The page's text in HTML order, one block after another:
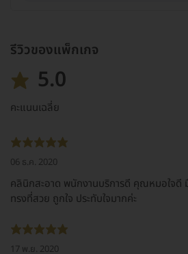
รีวิวของแพ็กเกจ
5.0
คะแนนเฉลี่ย
06 ธ.ค. 2020
คลินิกสะอาด พนักงานบริการดี คุณหมอใจดี
ทรงที่สวย ถูกใจ ประทับใจมากค่ะ
17 พ.ย. 2020